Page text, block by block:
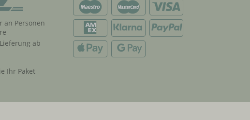
an Personen
ab
Ihr Paket